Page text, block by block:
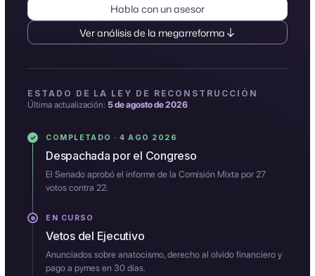
Habla con un asesor
Ver análisis de la megarreforma
ESTADO DE LA LEY DE RECONSTRUCCIÓN
Última actualización:5 de agosto de 2026
COMPLETADO · 4 AGO 2026
Despachada por el Congreso
El Senado aprobó el informe de la Comisión Mixta por 27
votos contra 22.
EN CURSO
Vetos del Ejecutivo
Anunciados sobre anatocismo, derecho al olvido financiero y
pago a pymes en 30 días.